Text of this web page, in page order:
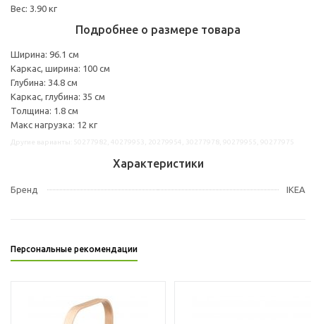
Вес: 3.90 кг
Подробнее о размере товара
Ширина: 96.1 см
Каркас, ширина: 100 см
Глубина: 34.8 см
Каркас, глубина: 35 см
Толщина: 1.8 см
Макс нагрузка: 12 кг
Характеристики
Бренд IKEA
Персональные рекомендации